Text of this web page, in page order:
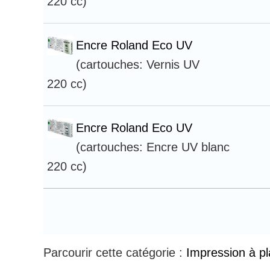
Encre Roland Eco UV
(cartouches: Vernis UV
220 cc)
Encre Roland Eco UV
(cartouches: Encre UV blanc
220 cc)
Parcourir cette catégorie : Impression à